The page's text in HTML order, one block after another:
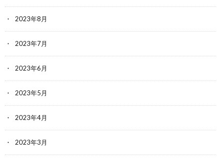
2023年8月
2023年7月
2023年6月
2023年5月
2023年4月
2023年3月